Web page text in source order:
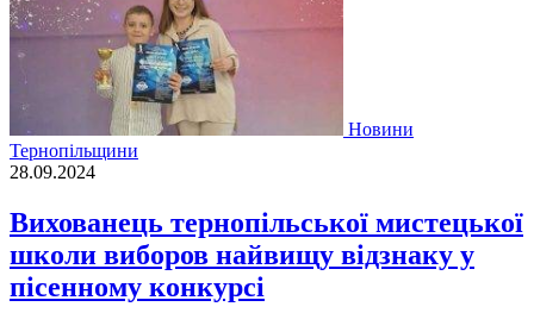
Новини
Тернопільщини
28.09.2024
Вихованець тернопільської мистецької
школи виборов найвищу відзнаку у
пісенному конкурсі